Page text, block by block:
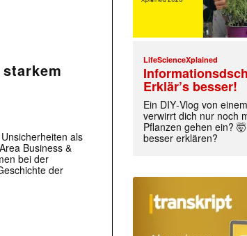
als
Business &
bei der
der
LifeScienceXplained
Erklär’s besser!
Ein DIY‑Vlog von
verwirrt dich nur noch
Pflanzen gehen ein?
besser erklären?